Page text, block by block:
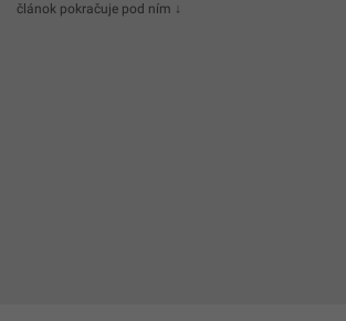
článok pokračuje pod ním ↓